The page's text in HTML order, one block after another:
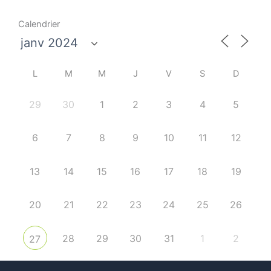
Calendrier
L M M J V S D
29 30 1 2 3 4 5
6 7 8 9 10 11 12
13 14 15 16 17 18 19
20 21 22 23 24 25 26
27 28 29 30 31 1 2